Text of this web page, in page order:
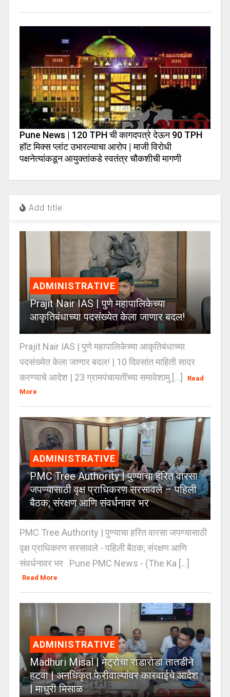
Pune News | 120 TPH ची कागदपत्रे देऊन 90 TPH
हॉट मिक्स प्लांट उभारल्याचा आरोप | माजी विरोधी
पक्षनेत्यांकडून आयुक्तांकडे स्वतंत्र चौकशीची मागणी
Add title
ADMINISTRATIVE
Prajit Nair IAS | पुणे महापालिकेच्या
आकृतिबंधाच्या पदसंख्येत केला जाणार बदल!
Prajit Nair IAS | पुणे महापालिकेच्या आकृतिबंधाच्या
पदसंख्येत केला जाणार बदल! | 10 दिवसांत माहिती सादर
करण्याचे आदेश | 23 ग्रामपंचायतींच्या समावेशामु [...]
Read
More
ADMINISTRATIVE
PMC Tree Authority | पुण्याचा हरित वारसा
जपण्यासाठी वृक्ष प्राधिकरण सरसावले – पहिली
बैठक; संरक्षण आणि संवर्धनावर भर
PMC Tree Authority | पुण्याचा हरित वारसा जपण्यासाठी
वृक्ष प्राधिकरण सरसावले - पहिली बैठक; संरक्षण आणि
संवर्धनावर भर Pune PMC News - (The Ka [...]
Read More
ADMINISTRATIVE
Madhuri Misal | मेट्रोचा राडारोडा तातडीने
हटवा | अनधिकृत फेरीवाल्यांवर कारवाईचे आदेश
| माधुरी मिसाळ